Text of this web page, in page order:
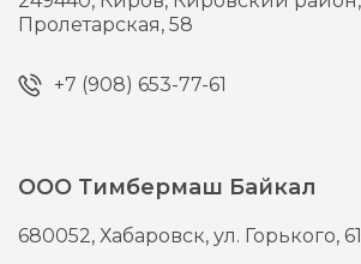
Пролетарская, 58
+7 (908) 653-77-61
ООО Тимбермаш Байкал
680052,Хабаровск,ул. Горького,